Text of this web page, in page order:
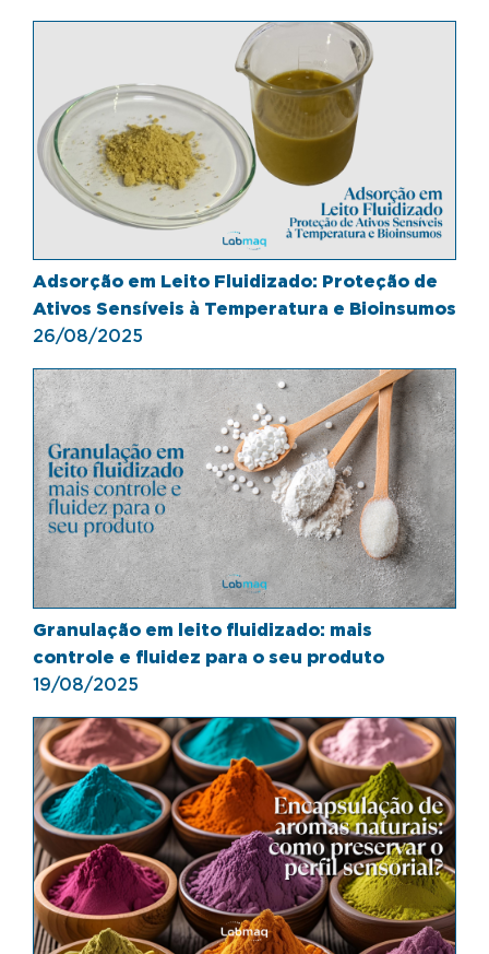
Adsorção em Leito Fluidizado: Proteção de
Ativos Sensíveis à Temperatura e Bioinsumos
26/08/2025
Granulação em leito fluidizado: mais
controle e fluidez para o seu produto
19/08/2025